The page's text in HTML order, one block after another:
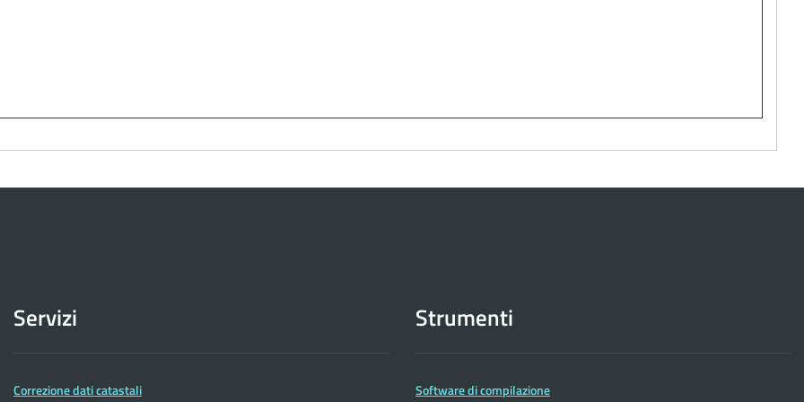
Servizi
Correzione dati catastali
Strumenti
Software di compilazione